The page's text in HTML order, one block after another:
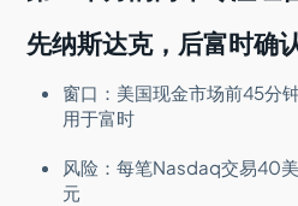
先纳斯达克，后富时确
窗口：美国现金市场前45分
用于富时
风险：每笔Nasdaq交易40
元